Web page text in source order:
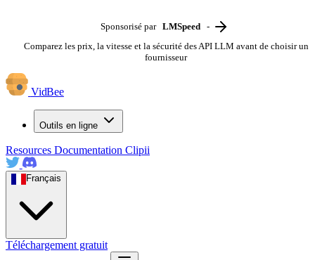
Sponsorisé par LMSpeed
-
Comparez les prix, la vitesse et la sécurité des API LLM avant de choisir un
fournisseur
VidBee
Outils en ligne
Resources Documentation Clipii
Français
Téléchargement gratuit